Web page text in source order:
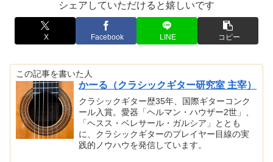
シェアしていただけると嬉しいです
X Facebook LINE コピー
この記事を書いた人
かーる（クラシックギター研究室 主宰）
クラシックギター歴35年、国際ギターコンク
ール入賞。愛器「ヘルマン・ハウザー2世」、
「ヘスス・ベレサール・ガルシア」ととも
に、クラシックギターのプレイヤー目線の実
践的ノウハウを発信しています。